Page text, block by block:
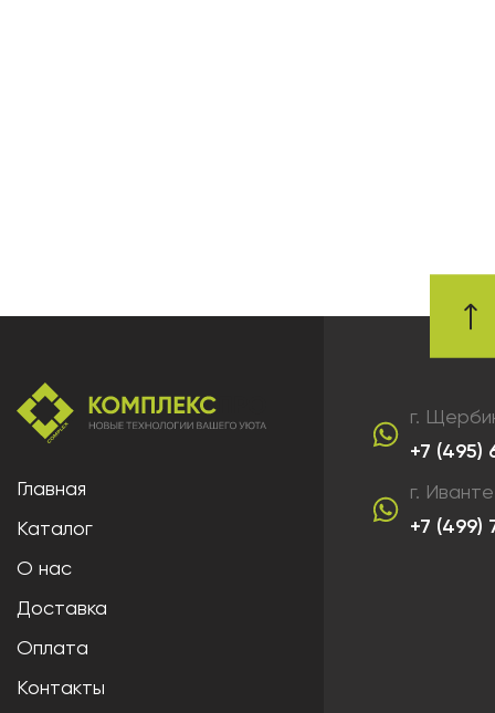
Главная
Каталог
О нас
Доставка
Оплата
Контакты
г.
+7 (495)
г.
+7 (499)